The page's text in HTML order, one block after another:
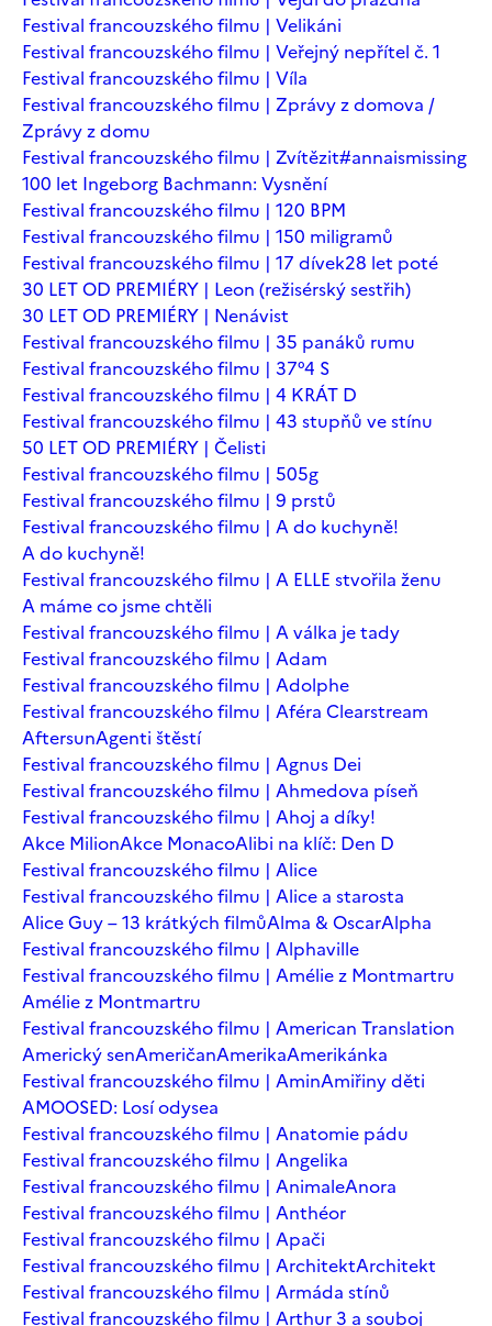
Festival francouzského filmu | Velikáni
Festival francouzského filmu | Veřejný nepřítel č. 1
Festival francouzského filmu | Víla
Festival francouzského filmu | Zprávy z domova /
Zprávy z domu
Festival francouzského filmu | Zvítězit#annaismissing
100 let Ingeborg Bachmann: Vysnění
Festival francouzského filmu | 120 BPM
Festival francouzského filmu | 150 miligramů
Festival francouzského filmu | 17 dívek28 let poté
30 LET OD PREMIÉRY | Leon (režisérský sestřih)
30 LET OD PREMIÉRY | Nenávist
Festival francouzského filmu | 35 panáků rumu
Festival francouzského filmu | 37°4 S
Festival francouzského filmu | 4 KRÁT D
Festival francouzského filmu | 43 stupňů ve stínu
50 LET OD PREMIÉRY | Čelisti
Festival francouzského filmu | 505g
Festival francouzského filmu | 9 prstů
Festival francouzského filmu | A do kuchyně!
A do kuchyně!
Festival francouzského filmu | A ELLE stvořila ženu
A máme co jsme chtěli
Festival francouzského filmu | A válka je tady
Festival francouzského filmu | Adam
Festival francouzského filmu | Adolphe
Festival francouzského filmu | Aféra Clearstream
AftersunAgenti štěstí
Festival francouzského filmu | Agnus Dei
Festival francouzského filmu | Ahmedova píseň
Festival francouzského filmu | Ahoj a díky!
Akce MilionAkce MonacoAlibi na klíč: Den D
Festival francouzského filmu | Alice
Festival francouzského filmu | Alice a starosta
Alice Guy – 13 krátkých filmůAlma & OscarAlpha
Festival francouzského filmu | Alphaville
Festival francouzského filmu | Amélie z Montmartru
Amélie z Montmartru
Festival francouzského filmu | American Translation
Americký senAmeričanAmerikaAmerikánka
Festival francouzského filmu | AminAmiřiny děti
AMOOSED: Losí odysea
Festival francouzského filmu | Anatomie pádu
Festival francouzského filmu | Angelika
Festival francouzského filmu | AnimaleAnora
Festival francouzského filmu | Anthéor
Festival francouzského filmu | Apači
Festival francouzského filmu | ArchitektArchitekt
Festival francouzského filmu | Armáda stínů
Festival francouzského filmu | Arthur 3 a souboj